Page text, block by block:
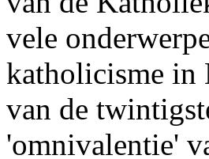
vele
katholicisme in
van de
'omnivalentie'